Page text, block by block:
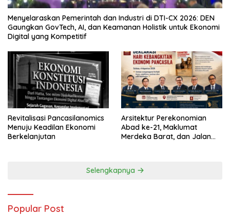
Menyelaraskan Pemerintah dan Industri di DTI-CX 2026: DEN
Gaungkan GovTech, AI, dan Keamanan Holistik untuk Ekonomi
Digital yang Kompetitif
Revitalisasi Pancasilanomics
Menuju Keadilan Ekonomi
Berkelanjutan
Arsitektur Perekonomian
Abad ke-21, Maklumat
Merdeka Barat, dan Jalan
Selengkapnya
Popular Post